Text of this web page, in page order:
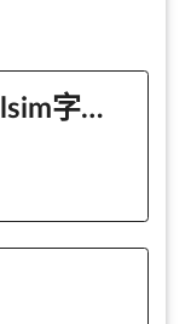
如何解决linux 下modelsim字太小问题